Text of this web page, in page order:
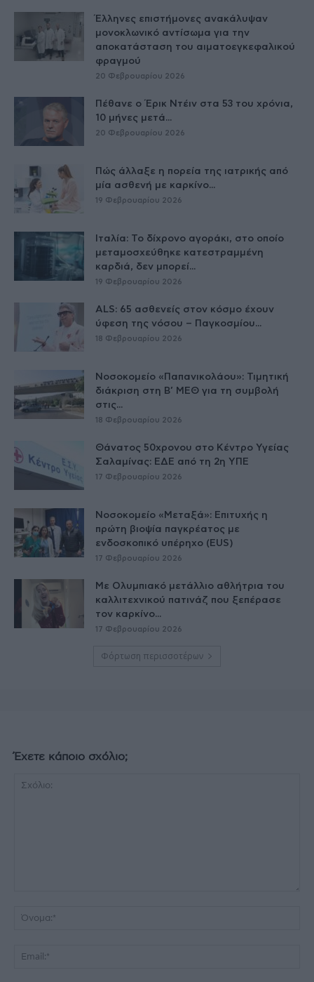
Έλληνες επιστήμονες ανακάλυψαν
μονοκλωνικό αντίσωμα για την
αποκατάσταση του αιματοεγκεφαλικού
φραγμού
20 Φεβρουαρίου 2026
Πέθανε ο Έρικ Ντέιν στα 53 του χρόνια,
10 μήνες μετά...
20 Φεβρουαρίου 2026
Πώς άλλαξε η πορεία της ιατρικής από
μία ασθενή με καρκίνο...
19 Φεβρουαρίου 2026
Ιταλία: Το δίχρονο αγοράκι, στο οποίο
μεταμοσχεύθηκε κατεστραμμένη
καρδιά, δεν μπορεί...
19 Φεβρουαρίου 2026
ALS: 65 ασθενείς στον κόσμο έχουν
ύφεση της νόσου – Παγκοσμίου...
18 Φεβρουαρίου 2026
Νοσοκομείο «Παπανικολάου»: Τιμητική
διάκριση στη Β’ ΜΕΘ για τη συμβολή
στις...
18 Φεβρουαρίου 2026
Θάνατος 50χρονου στο Κέντρο Υγείας
Σαλαμίνας: ΕΔΕ από τη 2η ΥΠΕ
17 Φεβρουαρίου 2026
Νοσοκομείο «Μεταξά»: Επιτυχής η
πρώτη βιοψία παγκρέατος με
ενδοσκοπικό υπέρηχο (EUS)
17 Φεβρουαρίου 2026
Με Ολυμπιακό μετάλλιο αθλήτρια του
καλλιτεχνικού πατινάζ που ξεπέρασε
τον καρκίνο...
17 Φεβρουαρίου 2026
Φόρτωση περισσοτέρων
Έχετε κάποιο σχόλιο;